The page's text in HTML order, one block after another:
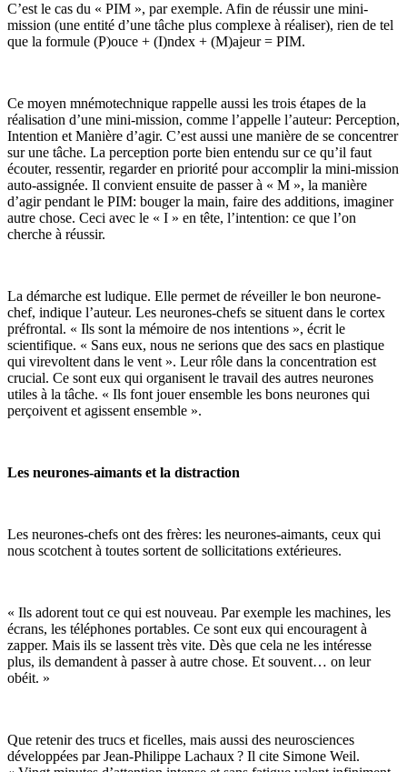
C’est le cas du « PIM », par exemple. Afin de réussir une mini-
mission (une entité d’une tâche plus complexe à réaliser), rien de tel
que la formule (P)ouce + (I)ndex + (M)ajeur = PIM.
Ce moyen mnémotechnique rappelle aussi les trois étapes de la
réalisation d’une mini-mission, comme l’appelle l’auteur: Perception,
Intention et Manière d’agir. C’est aussi une manière de se concentrer
sur une tâche. La perception porte bien entendu sur ce qu’il faut
écouter, ressentir, regarder en priorité pour accomplir la mini-mission
auto-assignée. Il convient ensuite de passer à « M », la manière
d’agir pendant le PIM: bouger la main, faire des additions, imaginer
autre chose. Ceci avec le « I » en tête, l’intention: ce que l’on
cherche à réussir.
La démarche est ludique. Elle permet de réveiller le bon neurone-
chef, indique l’auteur. Les neurones-chefs se situent dans le cortex
préfrontal. « Ils sont la mémoire de nos intentions », écrit le
scientifique. « Sans eux, nous ne serions que des sacs en plastique
qui virevoltent dans le vent ». Leur rôle dans la concentration est
crucial. Ce sont eux qui organisent le travail des autres neurones
utiles à la tâche. « Ils font jouer ensemble les bons neurones qui
perçoivent et agissent ensemble ».
Les neurones-aimants et la distraction
Les neurones-chefs ont des frères: les neurones-aimants, ceux qui
nous scotchent à toutes sortent de sollicitations extérieures.
« Ils adorent tout ce qui est nouveau. Par exemple les machines, les
écrans, les téléphones portables. Ce sont eux qui encouragent à
zapper. Mais ils se lassent très vite. Dès que cela ne les intéresse
plus, ils demandent à passer à autre chose. Et souvent… on leur
obéit. »
Que retenir des trucs et ficelles, mais aussi des neurosciences
développées par Jean-Philippe Lachaux ? Il cite Simone Weil.